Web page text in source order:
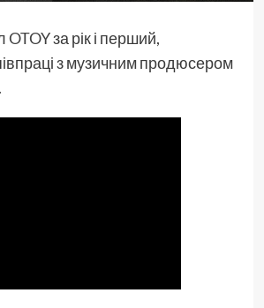
OTOYза рік і перший,
з музичним продюсером